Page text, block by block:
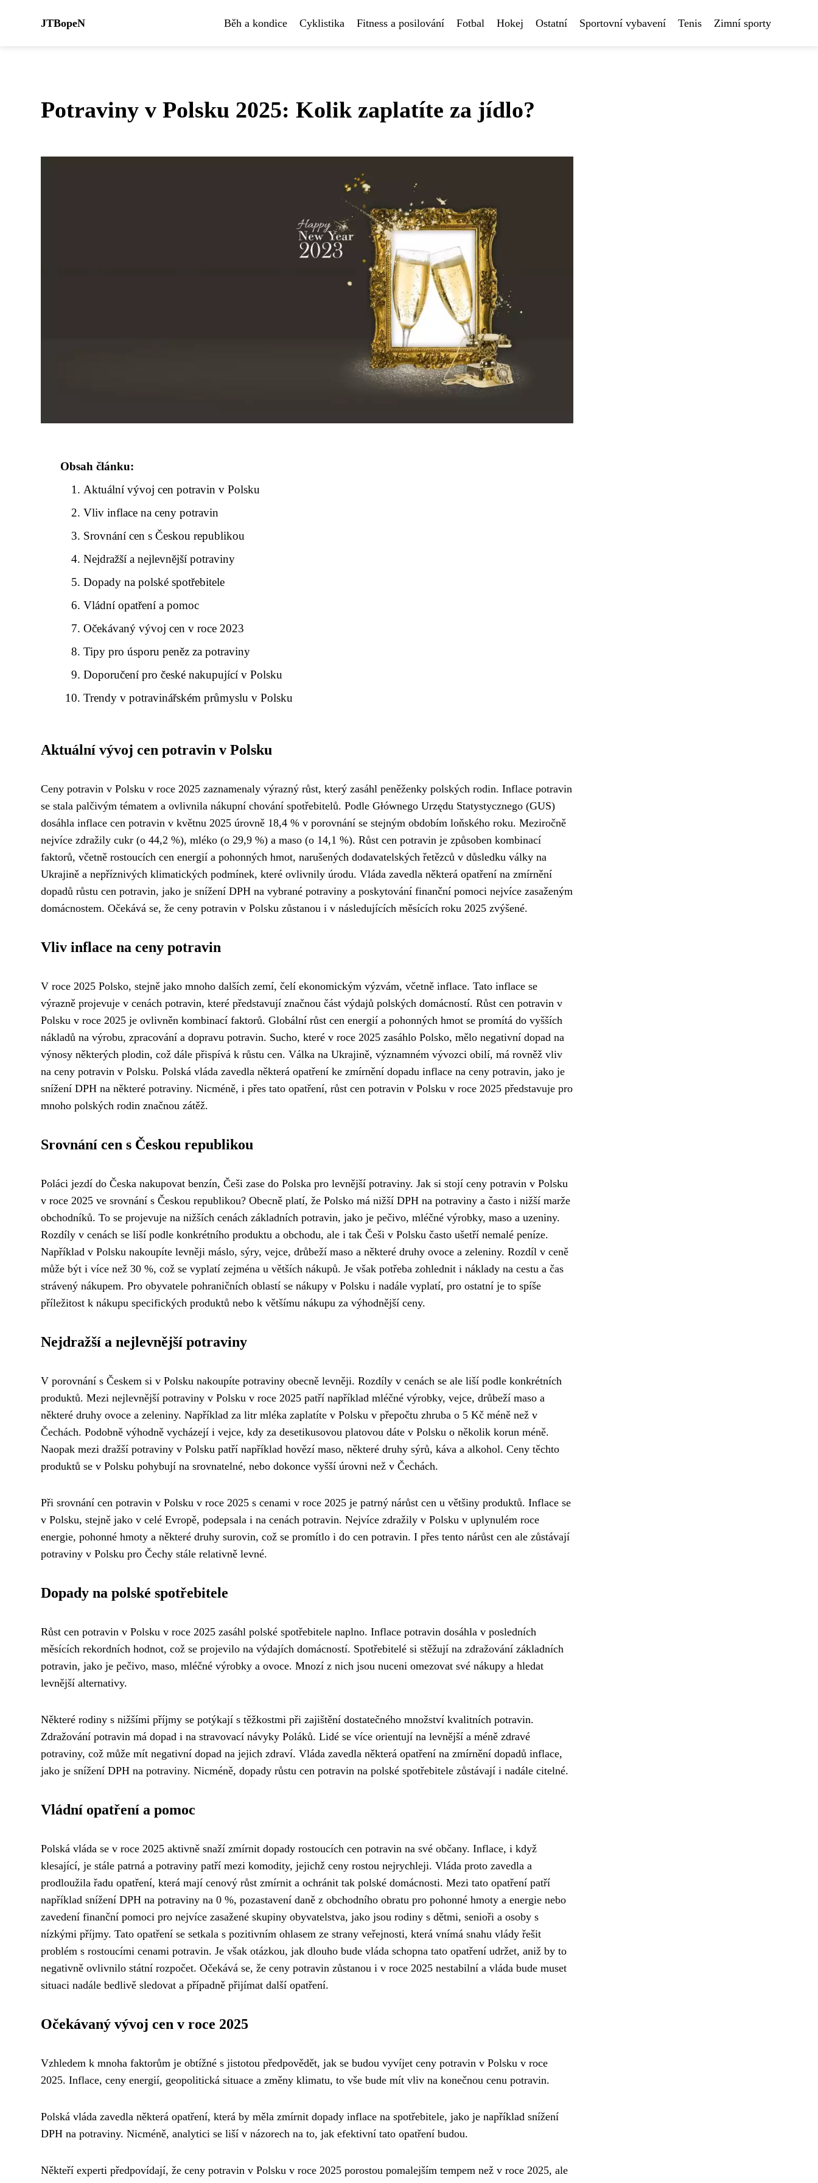
JTBopeN Běh a kondice Cyklistika Fitness a posilování Fotbal Hokej Ostatní Sportovní vybavení Tenis Zimní sporty
Potraviny v Polsku 2025: Kolik zaplatíte za jídlo?
Obsah článku:
Aktuální vývoj cen potravin v Polsku
Vliv inflace na ceny potravin
Srovnání cen s Českou republikou
Nejdražší a nejlevnější potraviny
Dopady na polské spotřebitele
Vládní opatření a pomoc
Očekávaný vývoj cen v roce 2023
Tipy pro úsporu peněz za potraviny
Doporučení pro české nakupující v Polsku
Trendy v potravinářském průmyslu v Polsku
Aktuální vývoj cen potravin v Polsku
Ceny potravin v Polsku v roce 2025 zaznamenaly výrazný růst, který zasáhl peněženky polských rodin. Inflace potravin
se stala palčivým tématem a ovlivnila nákupní chování spotřebitelů. Podle Głównego Urzędu Statystycznego (GUS)
dosáhla inflace cen potravin v květnu 2025 úrovně 18,4 % v porovnání se stejným obdobím loňského roku. Meziročně
nejvíce zdražily cukr (o 44,2 %), mléko (o 29,9 %) a maso (o 14,1 %). Růst cen potravin je způsoben kombinací
faktorů, včetně rostoucích cen energií a pohonných hmot, narušených dodavatelských řetězců v důsledku války na
Ukrajině a nepříznivých klimatických podmínek, které ovlivnily úrodu. Vláda zavedla některá opatření na zmírnění
dopadů růstu cen potravin, jako je snížení DPH na vybrané potraviny a poskytování finanční pomoci nejvíce zasaženým
domácnostem. Očekává se, že ceny potravin v Polsku zůstanou i v následujících měsících roku 2025 zvýšené.
Vliv inflace na ceny potravin
V roce 2025 Polsko, stejně jako mnoho dalších zemí, čelí ekonomickým výzvám, včetně inflace. Tato inflace se
výrazně projevuje v cenách potravin, které představují značnou část výdajů polských domácností. Růst cen potravin v
Polsku v roce 2025 je ovlivněn kombinací faktorů. Globální růst cen energií a pohonných hmot se promítá do vyšších
nákladů na výrobu, zpracování a dopravu potravin. Sucho, které v roce 2025 zasáhlo Polsko, mělo negativní dopad na
výnosy některých plodin, což dále přispívá k růstu cen. Válka na Ukrajině, významném vývozci obilí, má rovněž vliv
na ceny potravin v Polsku. Polská vláda zavedla některá opatření ke zmírnění dopadu inflace na ceny potravin, jako je
snížení DPH na některé potraviny. Nicméně, i přes tato opatření, růst cen potravin v Polsku v roce 2025 představuje pro
mnoho polských rodin značnou zátěž.
Srovnání cen s Českou republikou
Poláci jezdí do Česka nakupovat benzín, Češi zase do Polska pro levnější potraviny. Jak si stojí ceny potravin v Polsku
v roce 2025 ve srovnání s Českou republikou? Obecně platí, že Polsko má nižší DPH na potraviny a často i nižší marže
obchodníků. To se projevuje na nižších cenách základních potravin, jako je pečivo, mléčné výrobky, maso a uzeniny.
Rozdíly v cenách se liší podle konkrétního produktu a obchodu, ale i tak Češi v Polsku často ušetří nemalé peníze.
Například v Polsku nakoupíte levněji máslo, sýry, vejce, drůbeží maso a některé druhy ovoce a zeleniny. Rozdíl v ceně
může být i více než 30 %, což se vyplatí zejména u větších nákupů. Je však potřeba zohlednit i náklady na cestu a čas
strávený nákupem. Pro obyvatele pohraničních oblastí se nákupy v Polsku i nadále vyplatí, pro ostatní je to spíše
příležitost k nákupu specifických produktů nebo k většímu nákupu za výhodnější ceny.
Nejdražší a nejlevnější potraviny
V porovnání s Českem si v Polsku nakoupíte potraviny obecně levněji. Rozdíly v cenách se ale liší podle konkrétních
produktů. Mezi nejlevnější potraviny v Polsku v roce 2025 patří například mléčné výrobky, vejce, drůbeží maso a
některé druhy ovoce a zeleniny. Například za litr mléka zaplatíte v Polsku v přepočtu zhruba o 5 Kč méně než v
Čechách. Podobně výhodně vycházejí i vejce, kdy za desetikusovou platovou dáte v Polsku o několik korun méně.
Naopak mezi dražší potraviny v Polsku patří například hovězí maso, některé druhy sýrů, káva a alkohol. Ceny těchto
produktů se v Polsku pohybují na srovnatelné, nebo dokonce vyšší úrovni než v Čechách.
Při srovnání cen potravin v Polsku v roce 2025 s cenami v roce 2025 je patrný nárůst cen u většiny produktů. Inflace se
v Polsku, stejně jako v celé Evropě, podepsala i na cenách potravin. Nejvíce zdražily v Polsku v uplynulém roce
energie, pohonné hmoty a některé druhy surovin, což se promítlo i do cen potravin. I přes tento nárůst cen ale zůstávají
potraviny v Polsku pro Čechy stále relativně levné.
Dopady na polské spotřebitele
Růst cen potravin v Polsku v roce 2025 zasáhl polské spotřebitele naplno. Inflace potravin dosáhla v posledních
měsících rekordních hodnot, což se projevilo na výdajích domácností. Spotřebitelé si stěžují na zdražování základních
potravin, jako je pečivo, maso, mléčné výrobky a ovoce. Mnozí z nich jsou nuceni omezovat své nákupy a hledat
levnější alternativy.
Některé rodiny s nižšími příjmy se potýkají s těžkostmi při zajištění dostatečného množství kvalitních potravin.
Zdražování potravin má dopad i na stravovací návyky Poláků. Lidé se více orientují na levnější a méně zdravé
potraviny, což může mít negativní dopad na jejich zdraví. Vláda zavedla některá opatření na zmírnění dopadů inflace,
jako je snížení DPH na potraviny. Nicméně, dopady růstu cen potravin na polské spotřebitele zůstávají i nadále citelné.
Vládní opatření a pomoc
Polská vláda se v roce 2025 aktivně snaží zmírnit dopady rostoucích cen potravin na své občany. Inflace, i když
klesající, je stále patrná a potraviny patří mezi komodity, jejichž ceny rostou nejrychleji. Vláda proto zavedla a
prodloužila řadu opatření, která mají cenový růst zmírnit a ochránit tak polské domácnosti. Mezi tato opatření patří
například snížení DPH na potraviny na 0 %, pozastavení daně z obchodního obratu pro pohonné hmoty a energie nebo
zavedení finanční pomoci pro nejvíce zasažené skupiny obyvatelstva, jako jsou rodiny s dětmi, senioři a osoby s
nízkými příjmy. Tato opatření se setkala s pozitivním ohlasem ze strany veřejnosti, která vnímá snahu vlády řešit
problém s rostoucími cenami potravin. Je však otázkou, jak dlouho bude vláda schopna tato opatření udržet, aniž by to
negativně ovlivnilo státní rozpočet. Očekává se, že ceny potravin zůstanou i v roce 2025 nestabilní a vláda bude muset
situaci nadále bedlivě sledovat a případně přijímat další opatření.
Očekávaný vývoj cen v roce 2025
Vzhledem k mnoha faktorům je obtížné s jistotou předpovědět, jak se budou vyvíjet ceny potravin v Polsku v roce
2025. Inflace, ceny energií, geopolitická situace a změny klimatu, to vše bude mít vliv na konečnou cenu potravin.
Polská vláda zavedla některá opatření, která by měla zmírnit dopady inflace na spotřebitele, jako je například snížení
DPH na potraviny. Nicméně, analytici se liší v názorech na to, jak efektivní tato opatření budou.
Někteří experti předpovídají, že ceny potravin v Polsku v roce 2025 porostou pomalejším tempem než v roce 2025, ale